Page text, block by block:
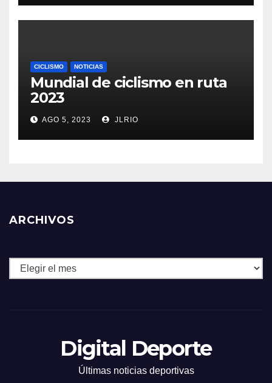
CICLISMO NOTICIAS
Mundial de ciclismo en ruta
2023
AGO 5, 2023 JLRIO
ARCHIVOS
Archivos
Digital Deporte
Últimas noticias deportivas